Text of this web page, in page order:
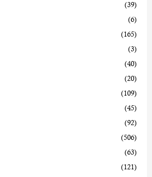
(39)
(6)
(165)
(3)
(40)
(20)
(109)
(45)
(92)
(506)
(63)
(121)